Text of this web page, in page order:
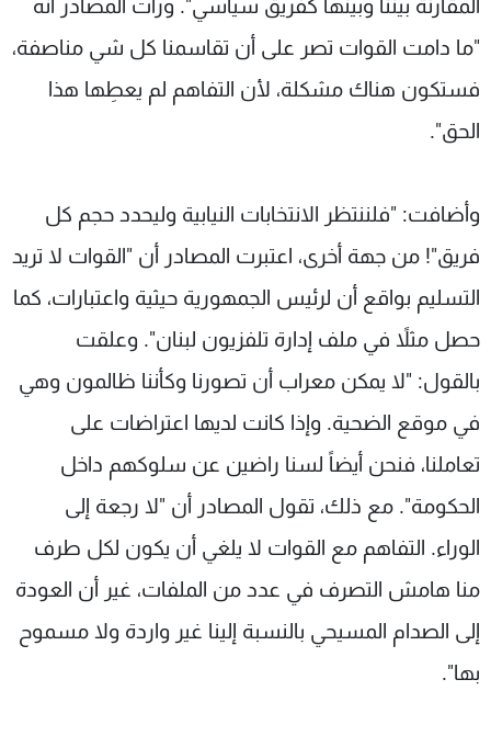
المقارنة بيننا وبينها كفريق سياسي". ورأت المصادر أنه
"ما دامت القوات تصر على أن تقاسمنا كل شي مناصفة،
فستكون هناك مشكلة، لأن التفاهم لم يعطِها هذا
الحق".
وأضافت: "فلننتظر الانتخابات النيابية وليحدد حجم كل
فريق"! من جهة أخرى، اعتبرت المصادر أن "القوات لا تريد
التسليم بواقع أن لرئيس الجمهورية حيثية واعتبارات، كما
حصل مثلاً في ملف إدارة تلفزيون لبنان". وعلقت
بالقول: "لا يمكن معراب أن تصورنا وكأننا ظالمون وهي
في موقع الضحية. وإذا كانت لديها اعتراضات على
تعاملنا، فنحن أيضاً لسنا راضين عن سلوكهم داخل
الحكومة". مع ذلك، تقول المصادر أن "لا رجعة إلى
الوراء. التفاهم مع القوات لا يلغي أن يكون لكل طرف
منا هامش التصرف في عدد من الملفات، غير أن العودة
إلى الصدام المسيحي بالنسبة إلينا غير واردة ولا مسموح
بها".